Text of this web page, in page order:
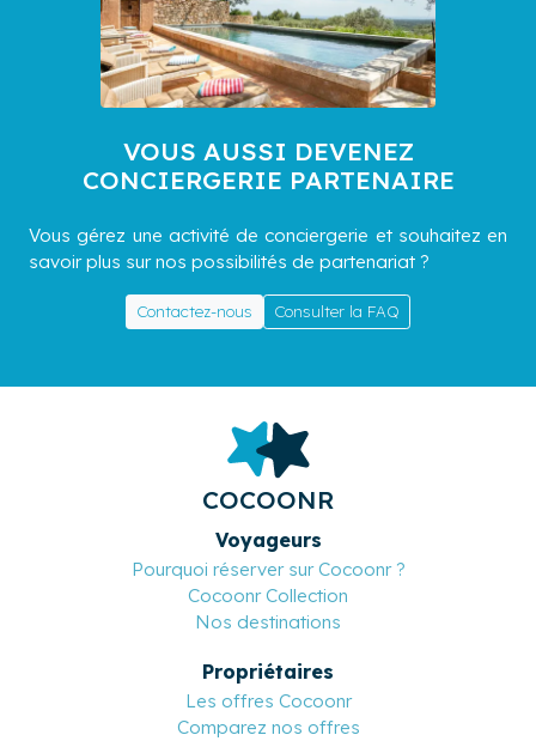
VOUS AUSSI DEVENEZ
CONCIERGERIE PARTENAIRE
Vous gérez une activité de conciergerie et souhaitez en
savoir plus sur nos possibilités de partenariat ?
Contactez-nous Consulter la FAQ
COCOONR
Voyageurs
Pourquoi réserver sur Cocoonr ?
Cocoonr Collection
Nos destinations
Propriétaires
Les offres Cocoonr
Comparez nos offres